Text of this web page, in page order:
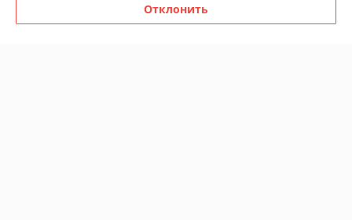
Сайт создан на платформе Deal.by
Отклонить